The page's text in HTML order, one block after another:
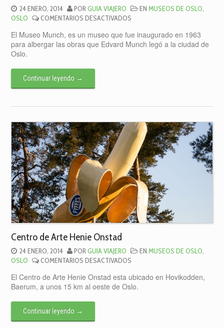
24 ENERO, 2014 PORGUIA VIAJERO ENMUSEOS DE OSLO,
OSLO
COMENTARIOS DESACTIVADOS
MUNCH
El Museo Munch, es un museo que fue inaugurado en 1963
para albergar las obras que Edvard Munch legó a la ciudad de
Oslo.
Continuar leyendo →
Centro de Arte Henie Onstad
24 ENERO, 2014 PORGUIA VIAJERO ENMUSEOS DE OSLO,
OSLO
COMENTARIOS DESACTIVADOS
DE
ARTE
El Centro de Arte Henie Onstad esta ubicado en Hovikodden,
Baerum, a unos 15 km al oeste de Oslo.
Continuar leyendo →